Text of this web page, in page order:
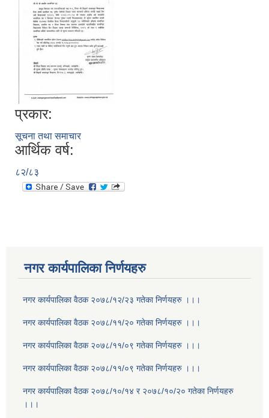
प्रकार:
सूचना तथा समाचार
आर्थिक वर्ष:
८२/८३
नगर कार्यपालिका निर्णयहरु
नगर कार्यपालिका वैठक २०७८/१२/२३ गतेका निर्णयहरु ।।।
नगर कार्यपालिका वैठक २०७८/११/२० गतेका निर्णयहरु ।।।
नगर कार्यपालिका वैठक २०७८/११/०९ गतेका निर्णयहरु ।।।
नगर कार्यपालिका वैठक २०७८/११/०९ गतेका निर्णयहरु ।।।
नगर कार्यपालिका वैठक २०७८/१०/१४ र २०७८/१०/२० गतेका निर्णयहरु
।।।